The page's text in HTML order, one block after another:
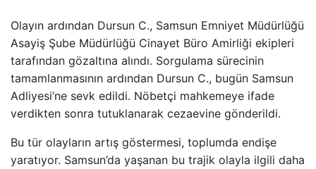
Olayın ardından Dursun C., Samsun Emniyet Müdürlüğü
Asayiş Şube Müdürlüğü Cinayet Büro Amirliği ekipleri
tarafından gözaltına alındı. Sorgulama sürecinin
tamamlanmasının ardından Dursun C., bugün Samsun
Adliyesi’ne sevk edildi. Nöbetçi mahkemeye ifade
verdikten sonra tutuklanarak cezaevine gönderildi.
Bu tür olayların artış göstermesi, toplumda endişe
yaratıyor. Samsun’da yaşanan bu trajik olayla ilgili daha